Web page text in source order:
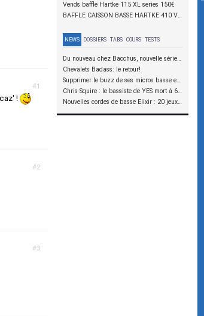
Vends baffle Hartke 115 XL series 150€
BAFFLE CAISSON BASSE HARTKE 410 VX SERIES VENDU
NEWS DOSSIERS TABS COURS TESTS
Du nouveau chez Bacchus, nouvelle série SCD
Chevalets Badass: le retour!
Supprimer le buzz de ses micros basse en reliant les aimants à la masse
Chris Squire : le bassiste de YES mort à 67 ans
Nouvelles cordes de basse Elixir : 20 jeux à tester !
#1
!
#2
#3